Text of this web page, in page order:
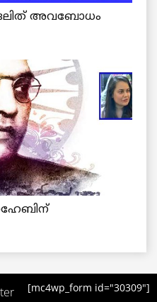
ദലിത് അവബോധം
[mc4wp_form id="30309"]